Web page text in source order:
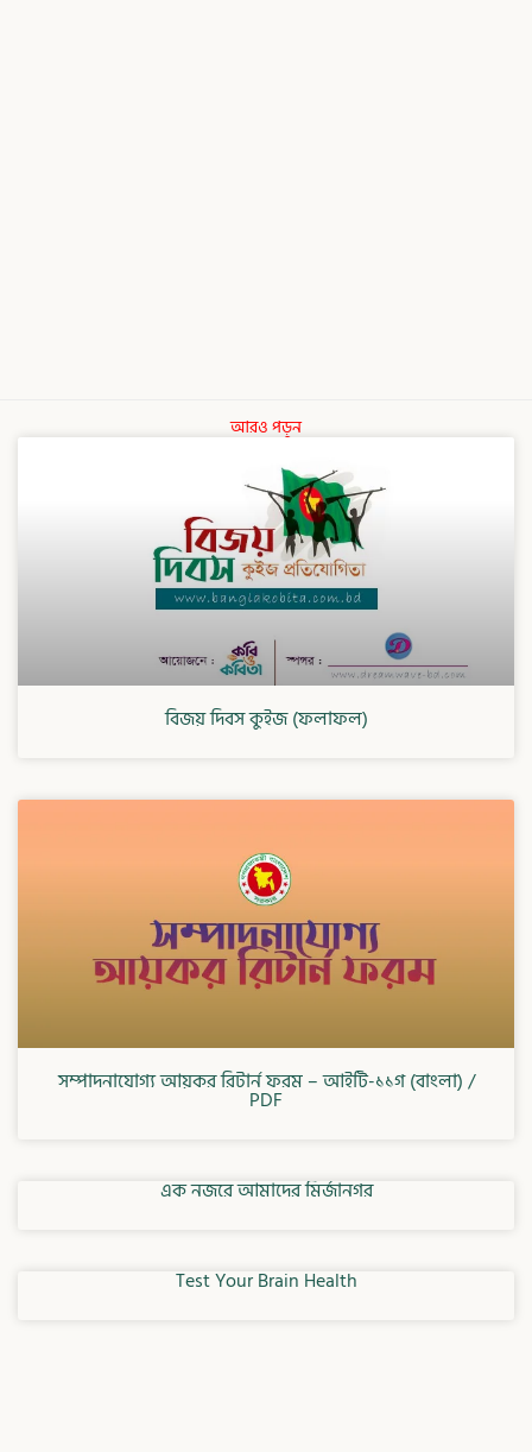
আরও পড়ুন
বিজয় দিবস কুইজ (ফলাফল)
সম্পাদনাযোগ্য আয়কর রিটার্ন ফরম – আইটি-১১গ (বাংলা) /
PDF
এক নজরে আমাদের মির্জানগর
Test Your Brain Health